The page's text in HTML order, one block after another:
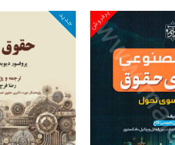
پرفروش جدید